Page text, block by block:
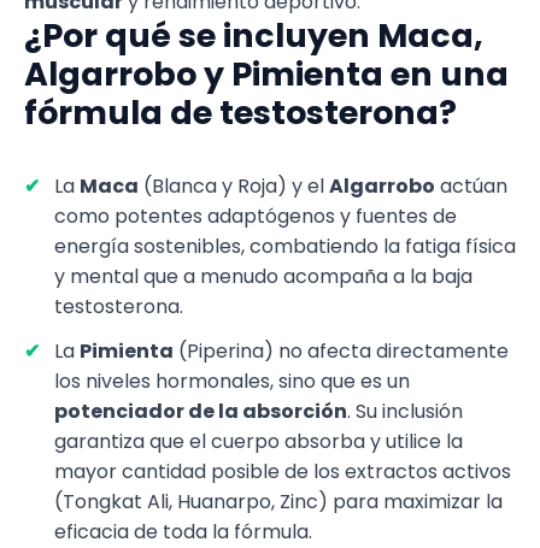
¿Por qué se incluyen Maca,
Algarrobo y Pimienta en una
fórmula de testosterona?
La Maca (Blanca y Roja) y elAlgarrobo actúan
como potentes adaptógenos y fuentes de
energía sostenibles, combatiendo la fatiga física
y mental que a menudo acompaña a la baja
testosterona.
La Pimienta (Piperina) no afecta directamente
los niveles hormonales, sino que es un
potenciador de la absorción. Su inclusión
garantiza que el cuerpo absorba y utilice la
mayor cantidad posible de los extractos activos
(Tongkat Ali, Huanarpo, Zinc) para maximizar la
eficacia de toda la fórmula.